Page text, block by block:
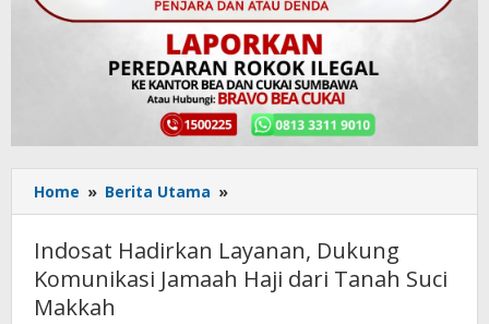
Home » Berita Utama »
Hadirkan
Dukung
Komunikasi
Indosat Hadirkan Layanan, Dukung
Komunikasi Jamaah Haji dari Tanah Suci
Makkah